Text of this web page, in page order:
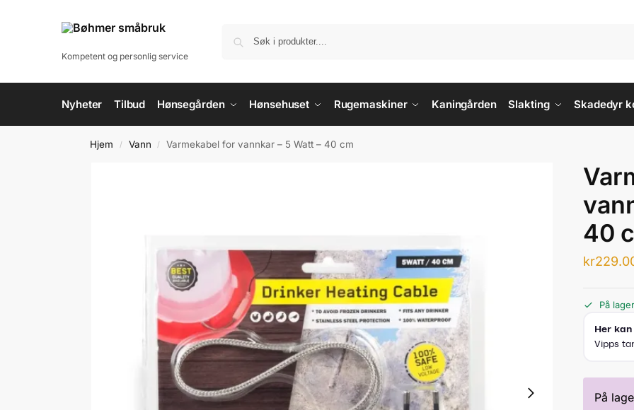
Kompetent og personlig service
Nyheter Tilbud Hønsegården Hønsehuset Rugemaskiner Kaningården Slakting Skadedyr
Hjem / Vann / Varmekabel for vannkar – 5 Watt – 40 cm
40
kr
På
På